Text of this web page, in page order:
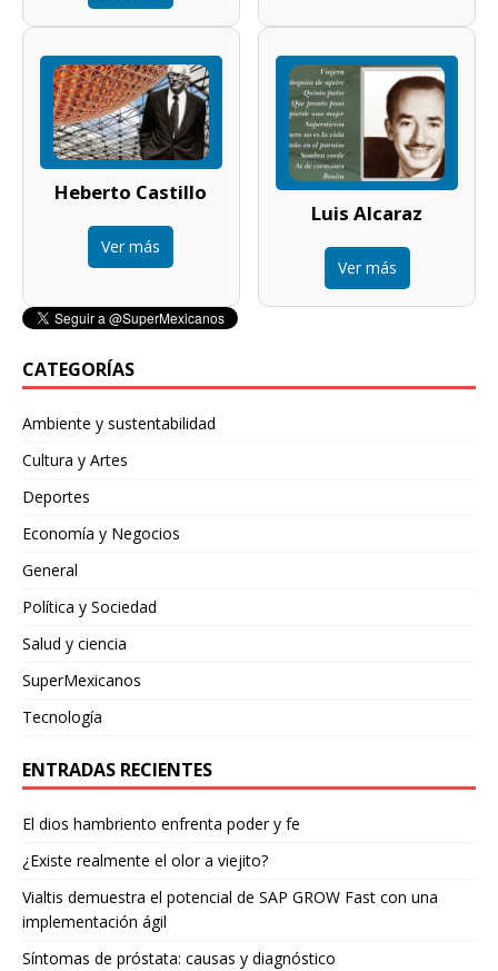
Heberto Castillo
Ver más
Luis Alcaraz
Ver más
CATEGORÍAS
Ambiente y sustentabilidad
Cultura y Artes
Deportes
Economía y Negocios
General
Política y Sociedad
Salud y ciencia
SuperMexicanos
Tecnología
ENTRADAS RECIENTES
El dios hambriento enfrenta poder y fe
¿Existe realmente el olor a viejito?
Vialtis demuestra el potencial de SAP GROW Fast con una
implementación ágil
Síntomas de próstata: causas y diagnóstico